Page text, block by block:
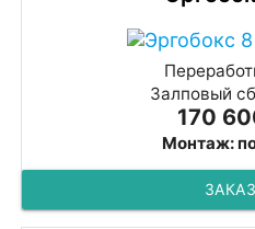
Залповый
170
Монтаж: